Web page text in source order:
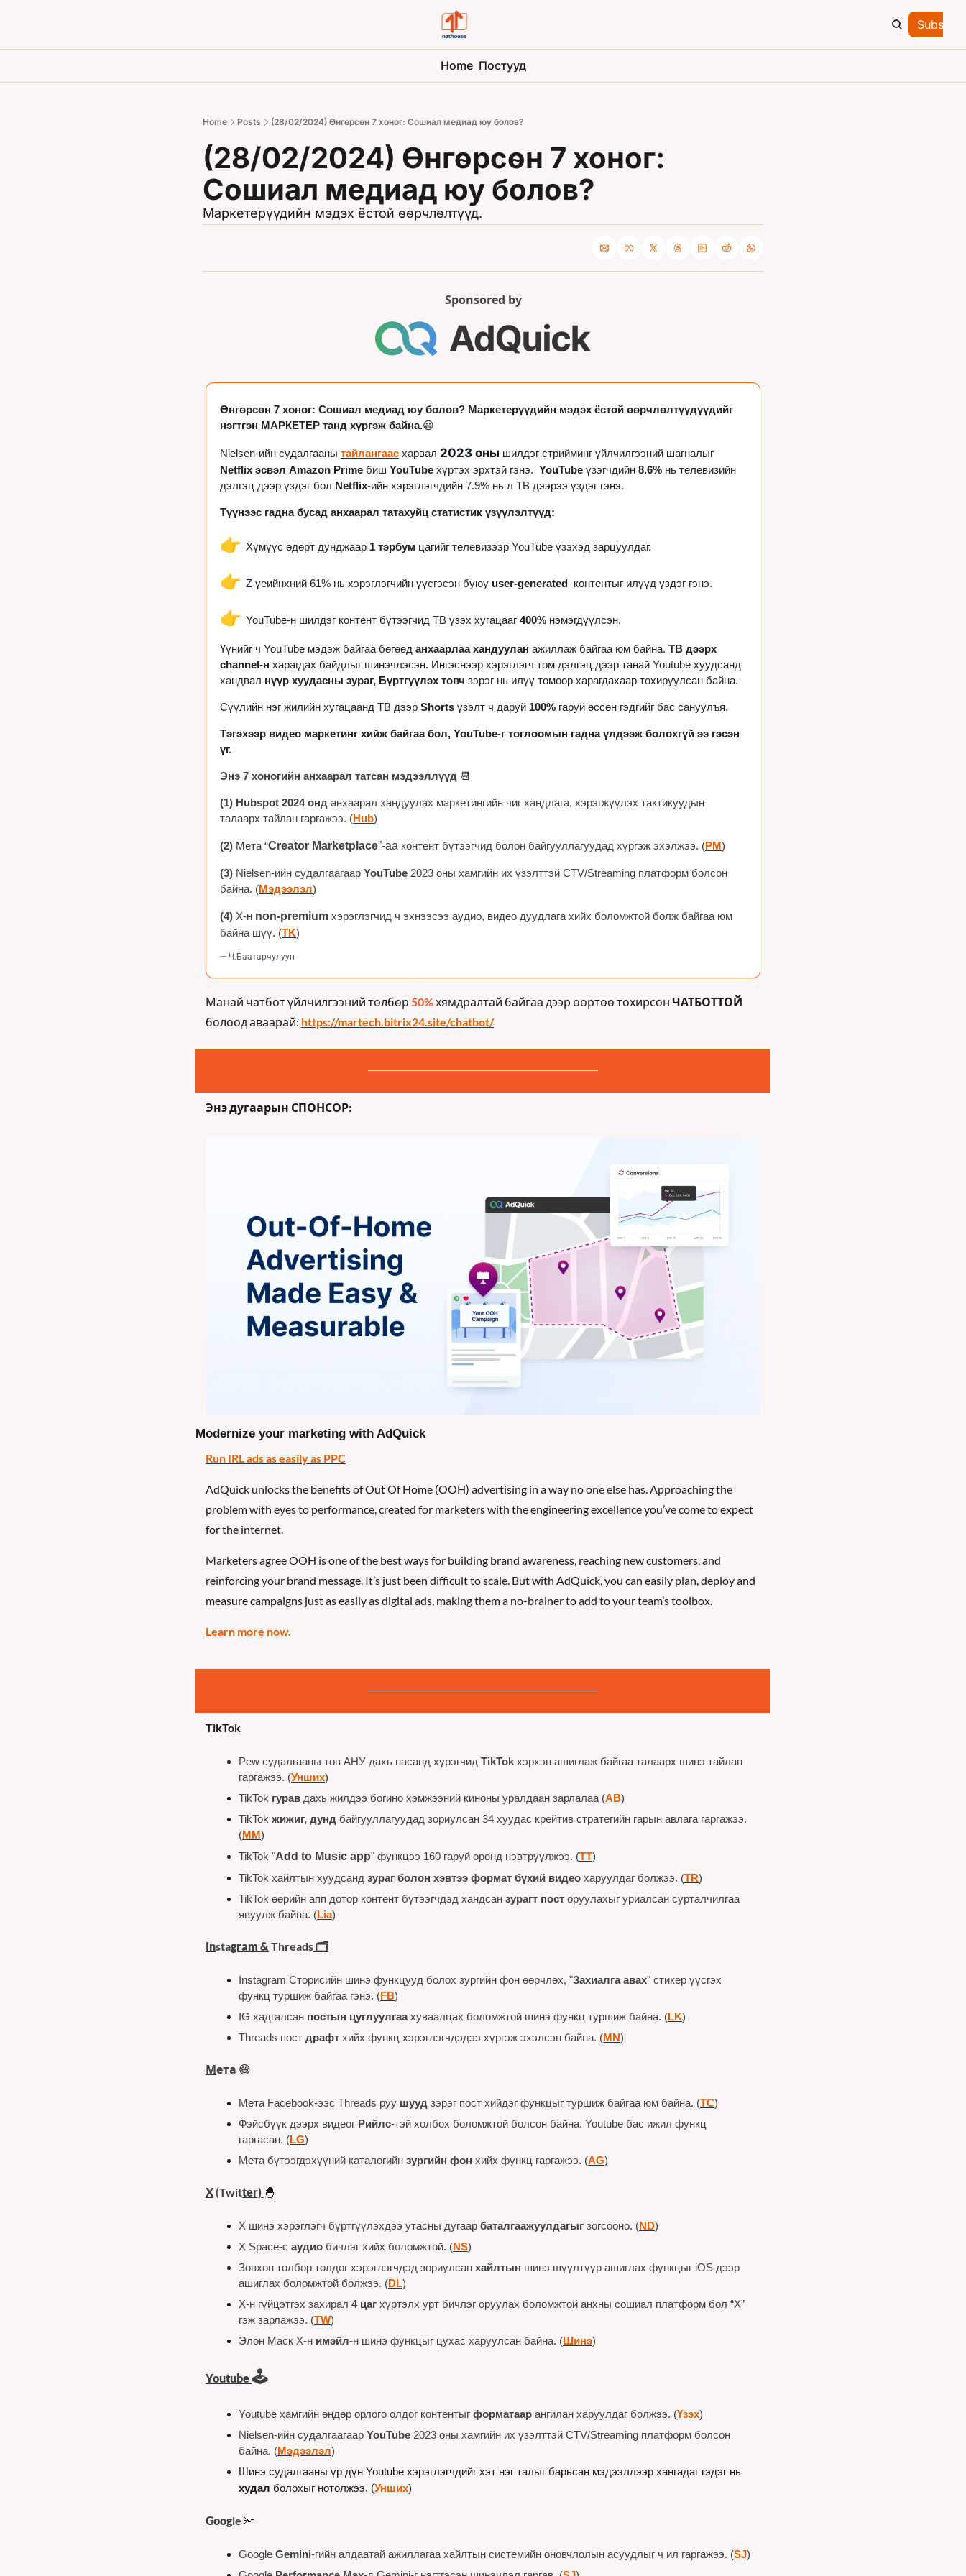
Home Постууд
Home Posts (28/02/2024) Өнгөрсөн 7 хоног: Сошиал медиад юу болов?
(28/02/2024) Өнгөрсөн 7 хоног:
Сошиал медиад юу болов?
Маркетерүүдийн мэдэх ёстой өөрчлөлтүүд.
Sponsored by
Өнгөрсөн 7 хоног: Сошиал медиад юу болов? Маркетерүүдийн мэдэх ёстой өөрчлөлтүүдүүдийг
нэгтгэн МАРКЕТЕР танд хүргэж байна.😀
Nielsen-ийн судалгааны тайлангаас харвал 2023 оны
Netflix эсвэл Amazon Prime биш YouTube хүртэх эрхтэй гэнэ. YouTube үзэгчдийн 8.6% нь телевизийн
дэлгэц дээр үздэг бол Netflix-ийн хэрэглэгчдийн 7.9% нь л ТВ дээрээ үздэг гэнэ.
Түүнээс гадна бусад анхаарал татахуйц статистик үзүүлэлтүүд:
👉 Хүмүүс өдөрт дунджаар 1 тэрбум цагийг телевизээр YouTube үзэхэд зарцуулдаг.
👉 Z үеийнхний 61% нь хэрэглэгчийн үүсгэсэн буюу user-generated контентыг илүүд үздэг гэнэ.
👉 YouTube-н шилдэг контент бүтээгчид ТВ үзэх хугацааг 400% нэмэгдүүлсэн.
Үүнийг ч YouTube мэдэж байгаа бөгөөд анхаарлаа хандуулан ажиллаж байгаа юм байна. ТВ дээрх
channel-н харагдах байдлыг шинэчлэсэн. Ингэснээр хэрэглэгч том дэлгэц дээр танай Youtube хуудсанд
хандвал нүүр хуудасны зураг, Бүртгүүлэх товч зэрэг нь илүү томоор харагдахаар тохируулсан байна.
Сүүлийн нэг жилийн хугацаанд ТВ дээр Shorts үзэлт ч даруй 100% гаруй өссөн гэдгийг бас сануулъя.
Тэгэхээр видео маркетинг хийж байгаа бол, YouTube-г тоглоомын гадна үлдээж болохгүй ээ гэсэн
үг.
Энэ 7 хоногийн анхаарал татсан мэдээллүүд 📆
(1) Hubspot 2024 онд анхаарал хандуулах маркетингийн чиг хандлага, хэрэгжүүлэх тактикуудын
талаарх тайлан гаргажээ. (Hub)
(2) Мета “Creator Marketplace”-аа контент бүтээгчид болон байгууллагуудад хүргэж эхэлжээ. (PM)
(3) Nielsen-ийн судалгаагаар YouTube 2023 оны хамгийн их үзэлттэй CTV/Streaming платформ болсон
байна. (Мэдээлэл)
(4) X-н non-premium хэрэглэгчид ч эхнээсээ аудио, видео дуудлага хийх боломжтой болж байгаа юм
байна шүү. (TK)
— Ч.Баатарчулуун
Манай чатбот үйлчилгээний төлбөр 50% хямдралтай байгаа дээр өөртөө тохирсон ЧАТБОТТОЙ
болоод аваарай: https://martech.bitrix24.site/chatbot/
Энэ дугаарын СПОНСОР:
Modernize your marketing with AdQuick
Run IRL ads as easily as PPC
AdQuick unlocks the benefits of Out Of Home (OOH) advertising in a way no one else has. Approaching the
problem with eyes to performance, created for marketers with the engineering excellence you’ve come to expect
for the internet.
Marketers agree OOH is one of the best ways for building brand awareness, reaching new customers, and
reinforcing your brand message. It’s just been difficult to scale. But with AdQuick, you can easily plan, deploy and
measure campaigns just as easily as digital ads, making them a no-brainer to add to your team’s toolbox.
Learn more now.
TikTok
Pew судалгааны төв АНУ дахь насанд хүрэгчид TikTok хэрхэн ашиглаж байгаа талаарх шинэ тайлан
гаргажээ. (Унших)
TikTok гурав дахь жилдээ богино хэмжээний киноны уралдаан зарлалаа (AB)
TikTok жижиг, дунд байгууллагуудад зориулсан 34 хуудас крейтив стратегийн гарын авлага гаргажээ.
(ММ)
TikTok "Add to Music app" функцээ 160 гаруй оронд нэвтрүүлжээ. (ТТ)
TikTok хайлтын хуудсанд зураг болон хэвтээ формат бүхий видео харуулдаг болжээ. (TR)
TikTok өөрийн апп дотор контент бүтээгчдэд хандсан зурагт пост оруулахыг уриалсан сурталчилгаа
явуулж байна. (Lia)
Instagram & Threads 🗂
Instagram Сторисийн шинэ функцууд болох зургийн фон өөрчлөх, "Захиалга авах" стикер үүсгэх
функц туршиж байгаа гэнэ. (FB)
IG хадгалсан постын цуглуулгаа хуваалцах боломжтой шинэ функц туршиж байна. (LK)
Threads пост драфт хийх функц хэрэглэгчдэдээ хүргэж эхэлсэн байна. (MN)
Мета 😅
Мета Facebook-ээс Threads руу шууд зэрэг пост хийдэг функцыг туршиж байгаа юм байна. (TC)
Фэйсбүүк дээрх видеог Рийлс-тэй холбох боломжтой болсон байна. Youtube бас ижил функц
гаргасан. (LG)
Мета бүтээгдэхүүний каталогийн зургийн фон хийх функц гаргажээ. (AG)
X (Twitter) 🐣
X шинэ хэрэглэгч бүртгүүлэхдээ утасны дугаар баталгаажуулдагыг зогсооно. (ND)
X Space-с аудио бичлэг хийх боломжтой. (NS)
Зөвхөн төлбөр төлдөг хэрэглэгчдэд зориулсан хайлтын шинэ шүүлтүүр ашиглах функцыг iOS дээр
ашиглах боломжтой болжээ. (DL)
X-н гүйцэтгэх захирал 4 цаг хүртэлх урт бичлэг оруулах боломжтой анхны сошиал платформ бол “X”
гэж зарлажээ. (TW)
Элон Маск X-н имэйл-н шинэ функцыг цухас харуулсан байна. (Шинэ)
Youtube 🕹️
Youtube хамгийн өндөр орлого олдог контентыг форматаар ангилан харуулдаг болжээ. (Үзэх)
Nielsen-ийн судалгаагаар YouTube 2023 оны хамгийн их үзэлттэй CTV/Streaming платформ болсон
байна. (Мэдээлэл)
худал болохыг нотолжээ. (Унших)
Google 🔦
Google Gemini-гийн алдаатай ажиллагаа хайлтын системийн оновчлолын асуудлыг ч ил гаргажээ. (SJ)